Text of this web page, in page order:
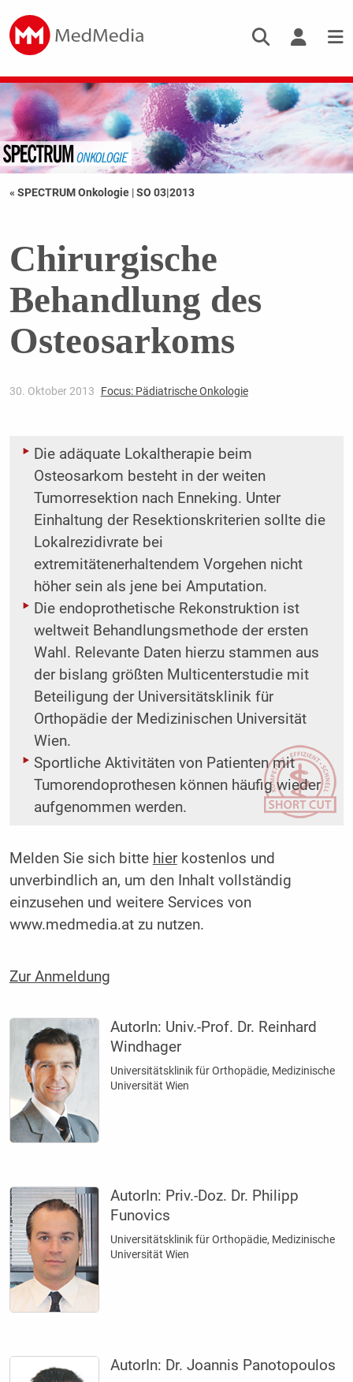
« SPECTRUM Onkologie |SO 03|2013
Chirurgische
Behandlung des
Osteosarkoms
30. Oktober 2013 Focus: Pädiatrische Onkologie
Die adäquate Lokaltherapie beim
Osteosarkom besteht in der weiten
Tumorresektion nach Enneking. Unter
Einhaltung der Resektionskriterien sollte die
Lokalrezidivrate bei
extremitätenerhaltendem Vorgehen nicht
höher sein als jene bei Amputation.
Die endoprothetische Rekonstruktion ist
weltweit Behandlungsmethode der ersten
Wahl. Relevante Daten hierzu stammen aus
der bislang größten Multicenterstudie mit
Beteiligung der Universitätsklinik für
Orthopädie der Medizinischen Universität
Wien.
Sportliche Aktivitäten von Patienten mit
Tumorendoprothesen können häufig wieder
aufgenommen werden.
Melden Sie sich bitte hierkostenlos und
unverbindlich an, um den Inhalt vollständig
einzusehen und weitere Services von
www.medmedia.at zu nutzen.
Zur Anmeldung
AutorIn: Univ.-Prof. Dr. Reinhard
Windhager
Universitätsklinik für Orthopädie, Medizinische
Universität Wien
AutorIn: Priv.-Doz. Dr. Philipp
Funovics
Universitätsklinik für Orthopädie, Medizinische
Universität Wien
AutorIn: Dr. Joannis Panotopoulos